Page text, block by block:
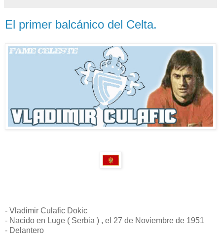
El primer balcánico del Celta.
- Vladimir Culafic Dokic
- Nacido en Luge ( Serbia ) , el 27 de Noviembre de 1951
- Delantero